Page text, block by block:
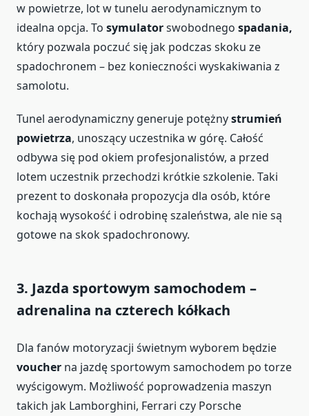
w powietrze, lot w tunelu aerodynamicznym to
idealna opcja. To symulatorswobodnego spadania,
który pozwala poczuć się jak podczas skoku ze
spadochronem – bez konieczności wyskakiwania z
samolotu.
Tunel aerodynamiczny generuje potężnystrumień
powietrza, unoszący uczestnika w górę. Całość
odbywa się pod okiem profesjonalistów, a przed
lotem uczestnik przechodzi krótkie szkolenie. Taki
prezent to doskonała propozycja dla osób, które
kochają wysokość i odrobinę szaleństwa, ale nie są
gotowe na skok spadochronowy.
3. Jazda sportowym samochodem –
adrenalina na czterech kółkach
Dla fanów motoryzacji świetnym wyborem będzie
voucher na jazdę sportowym samochodem po torze
wyścigowym. Możliwość poprowadzenia maszyn
takich jak Lamborghini, Ferrari czy Porsche